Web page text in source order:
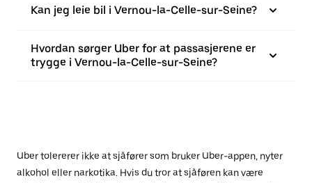
Kan jeg leie bil i Vernou-la-Celle-sur-Seine?
Hvordan sørger Uber for at passasjerene er
trygge i Vernou-la-Celle-sur-Seine?
Uber tolererer ikke at sjåfører som bruker Uber-appen, nyter
alkohol eller narkotika. Hvis du tror at sjåføren kan være